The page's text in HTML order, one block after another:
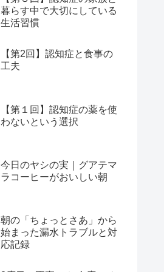
暮らす中で大切にしている
生活習慣
【第2回】認知症と食事の
工夫
【第１回】認知症の薬を使
わないという選択
今日のヤシの実｜グアテマ
ラコーヒーがおいしい朝
朝の「ちょっとさあ」から
始まった漏水トラブルと対
応記録